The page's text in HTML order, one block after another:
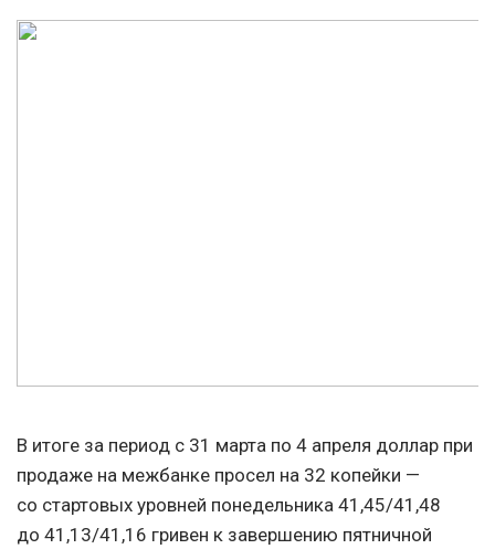
В итоге за период с 31 марта по 4 апреля доллар при
продаже на межбанке просел на 32 копейки —
со стартовых уровней понедельника 41,45/41,48
до 41,13/41,16 гривен к завершению пятничной